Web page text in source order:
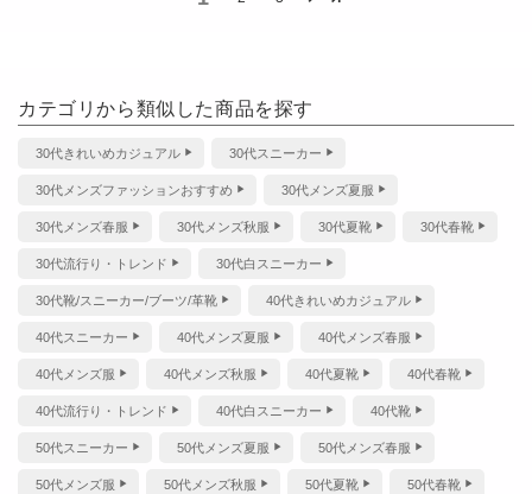
カテゴリから類似した商品を探す
30代きれいめカジュアル 30代スニーカー
30代メンズファッションおすすめ 30代メンズ夏服
30代メンズ春服 30代メンズ秋服 30代夏靴 30代春靴
30代流行り・トレンド 30代白スニーカー
30代靴/スニーカー/ブーツ/革靴 40代きれいめカジュアル
40代スニーカー 40代メンズ夏服 40代メンズ春服
40代メンズ服 40代メンズ秋服 40代夏靴 40代春靴
40代流行り・トレンド 40代白スニーカー 40代靴
50代スニーカー 50代メンズ夏服 50代メンズ春服
50代メンズ服 50代メンズ秋服 50代夏靴 50代春靴